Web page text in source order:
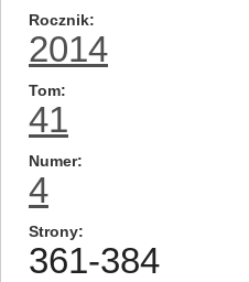
Rocznik
2014
Tom
41
Numer
4
Strony
361-384